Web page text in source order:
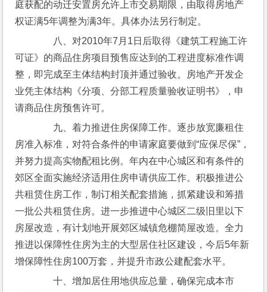
庭获配的动迁安置房允许上市交易期限，由取得房地产
权证满5年调整为满3年。具体办法另行制定。
八、对2010年7月1日后取得《建筑工程施工许
可证》的商品住房项目预售应达到的工程进度标准作调
整，即完成至主体结构封顶并通过验收。房地产开发企
业凭主体结构《分项、分部工程质量验收证明书》，申
请商品住房预售许可。
九、着力推进住房保障工作。逐步放宽廉租住
房准入标准，对符合条件的申请家庭要做到“应保尽保”，
并努力提高实物配租比例。年内在中心城区和有条件的
郊区全面实施经济适用住房申请供应工作。积极推进公
共租赁住房工作，制订相关配套措施，抓紧建设和筹措
一批公共租赁住房。进一步推进中心城区二级旧里以下
房屋改造，有计划地开展郊区城镇危棚简屋改造。全力
推进以保障性住房为主的大型居住社区建设，今后5年新
增保障性住房100万套，并提升市政公建配套水平。
十、增加居住用地供应总量，确保完成本市